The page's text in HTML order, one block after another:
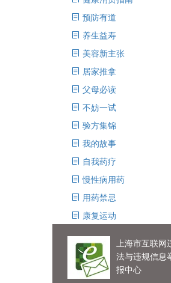
预防有道
养生益寿
美容新主张
居家推拿
父母必读
不妨一试
验方集锦
我的故事
自我药疗
慢性病用药
用药禁忌
康复运动
上海市互联网
法与违规信息
报中心